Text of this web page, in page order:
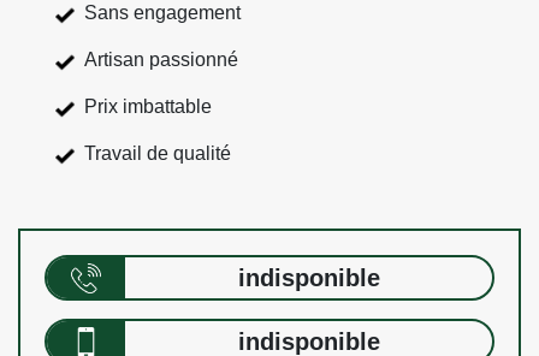
Sans engagement
Artisan passionné
Prix imbattable
Travail de qualité
indisponible
indisponible